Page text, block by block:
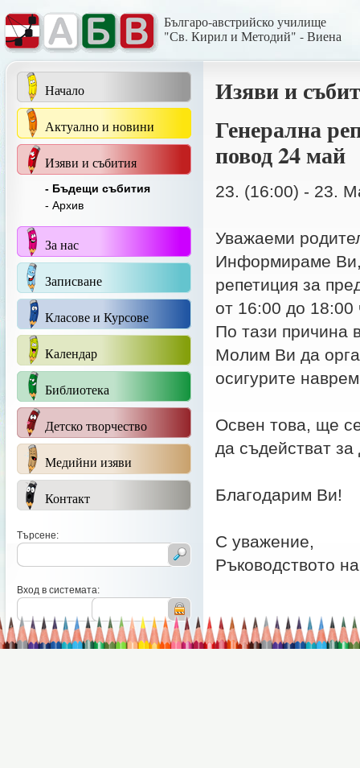
Българо-австрийско училище
"Св. Кирил и Методий" - Виена
Начало
Актуално и новини
Изяви и събития
- Бъдещи събития
- Архив
За нас
Записване
Класове и Курсове
Календар
Библиотека
Детско творчество
Медийни изяви
Контакт
Търсене:
Вход в системата:
Изяви и
Генерална
повод 24 май
23. (16:00) - 23.
Уважаеми
Информираме Ви,
репетиция за
от 16:00 до
По тази причина
Молим Ви да
осигурите
Освен това, ще
да съдействат
Благодарим Ви!
С уважение,
Ръководството